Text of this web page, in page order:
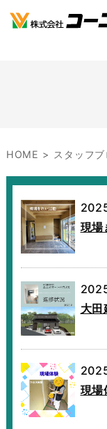
HOME スタッフ
現場
大
現場